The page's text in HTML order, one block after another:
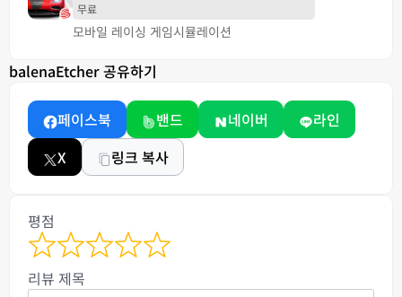
무료
모바일 레이싱 게임시뮬레이션
balenaEtcher 공유하기
페이스북 밴드 네이버
라인
X
링크 복사
평점
리뷰 제목